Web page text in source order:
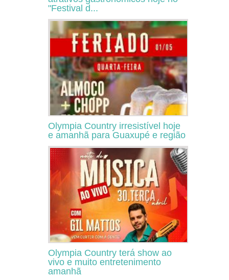
"Festival d...
Olympia Country irresistível hoje
e amanhã para Guaxupé e região
Olympia Country terá show ao
vivo e muito entretenimento
amanhã